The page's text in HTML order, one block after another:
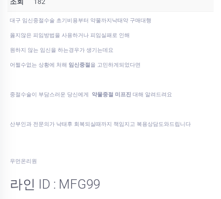
조회 182
대구 임신중절수술 초기비용부터 약물까지낙­태약 구매대행
옳지않은 피임방법을 사용하거나 피임실패로 인해
원하지 않는 임신을 하는경우가 생기는데요
어쩔수없는 상황에 처해 임신중절을 고민하게되었다면
중절수술이 부담스러운 당신에게 약물중절 미프진 대해 알려드려요
산부인과 전문의가 낙태후 회복되실때까지 책임지고 복용상담도와드립니다
우먼온리원
라인 ID : MFG99